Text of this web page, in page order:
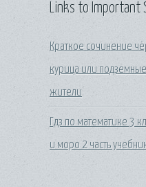
Links to Important
Краткое сочинение
курица или подземные
жители
Гдз по математике 3
и моро 2 часть